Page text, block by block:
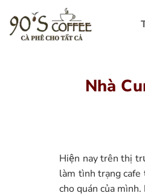
Nhà
Hiện nay trên thị
làm tình trạng cafe
cho quán của